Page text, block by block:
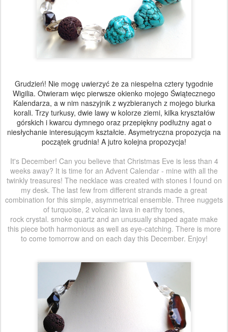
Grudzień! Nie mogę uwierzyć że za niespełna cztery tygodnie
Wigilia. Otwieram więc pierwsze okienko mojego Świątecznego
Kalendarza, a w nim naszyjnik z wyzbieranych z mojego biurka
korali. Trzy turkusy, dwie lawy w kolorze ziemi, kilka kryształów
górskich i kwarcu dymnego oraz przepiękny podłużny agat o
niesłychanie interesującym kształcie. Asymetryczna propozycja na
początek grudnia! A jutro kolejna propozycja!
It's December! Can you believe that Christmas Eve is less than 4
weeks away? It is time for an Advent Calendar - mine with all the
twinkly treasures! The necklace was created with stones I found on
my desk. The last few from different strands made a great
combination for this simple, asymmetrical ensemble. Three nuggets
of turquoise, 2 volcanic lava in earthy tones,
rock crystal. smoke quartz and an unusually shaped agate make
this piece both harmonious as well as eye-catching. There is more
to come tomorrow and on each day this December. Enjoy!